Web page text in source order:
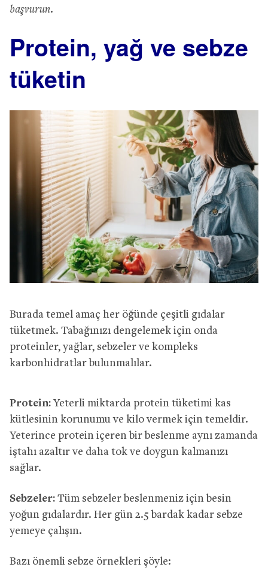
başvurun.
Protein, yağ ve sebze
tüketin
Burada temel amaç her öğünde çeşitli gıdalar
tüketmek. Tabağınızı dengelemek için onda
proteinler, yağlar, sebzeler ve kompleks
karbonhidratlar bulunmalılar.
Protein: Yeterli miktarda protein tüketimi kas
kütlesinin korunumu ve kilo vermek için temeldir.
Yeterince protein içeren bir beslenme aynı zamanda
iştahı azaltır ve daha tok ve doygun kalmanızı
sağlar.
Sebzeler: Tüm sebzeler beslenmeniz için besin
yoğun gıdalardır. Her gün 2.5 bardak kadar sebze
yemeye çalışın.
Bazı önemli sebze örnekleri şöyle: